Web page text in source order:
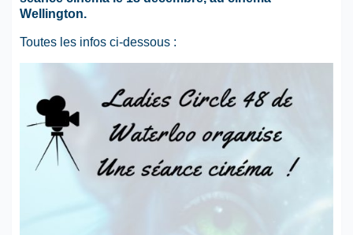
Wellington.
Toutes les infos ci-dessous :